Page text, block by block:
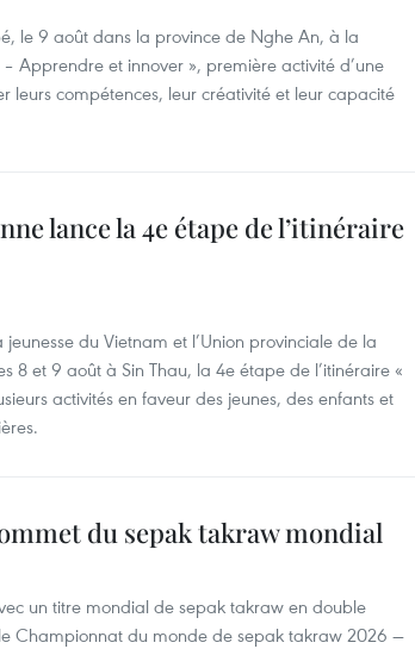
le 9 août dans la province de Nghe An, à la
Apprendre et innover », première activité d’une
leurs compétences, leur créativité et leur capacité
lance la 4e étape de l’itinéraire
du Vietnam et l’Union provinciale de la
8 et 9 août à Sin Thau, la 4e étape de l’itinéraire «
activités en faveur des jeunes, des enfants et
du sepak takraw mondial
un titre mondial de sepak takraw en double
Championnat du monde de sepak takraw 2026 —